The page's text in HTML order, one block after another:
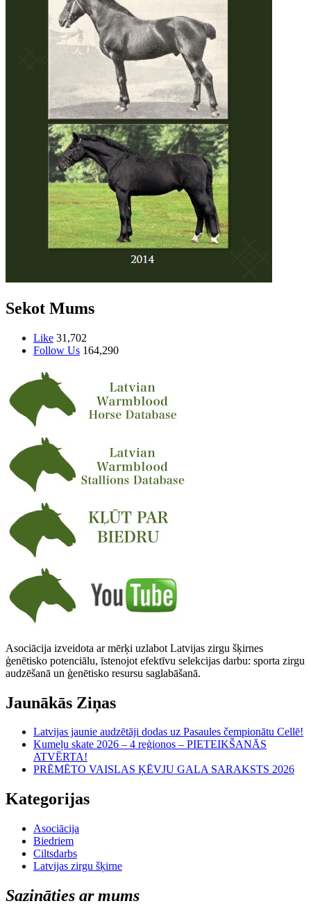
Sekot Mums
Like 31,702
Follow Us 164,290
Asociācija izveidota ar mērķi uzlabot Latvijas zirgu šķirnes
ģenētisko potenciālu, īstenojot efektīvu selekcijas darbu: sporta zirgu
audzēšanā un ģenētisko resursu saglabāšanā.
Jaunākās Ziņas
Latvijas jaunie audzētāji dodas uz Pasaules čempionātu Cellē!
Kumeļu skate 2026 – 4 reģionos – PIETEIKŠANĀS
ATVĒRTA!
PRĒMĒTO VAISLAS ĶĒVJU GALA SARAKSTS 2026
Kategorijas
Asociācija
Biedriem
Ciltsdarbs
Latvijas zirgu šķirne
Sazināties ar mums